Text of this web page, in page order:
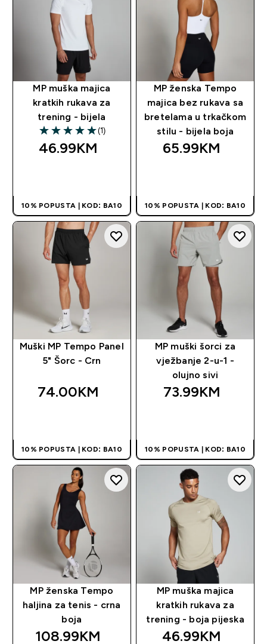
MP muška majica
kratkih rukava za
trening - bijela
5 out of 5 stars
(1)
46.99KM‎
10% POPUSTA | KOD: BA10
MP ženska Tempo
majica bez rukava sa
bretelama u trkačkom
stilu - bijela boja
65.99KM‎
10% POPUSTA | KOD: BA10
Muški MP Tempo Panel
5" Šorc - Crn
74.00KM‎
10% POPUSTA | KOD: BA10
MP muški šorci za
vježbanje 2-u-1 -
olujno sivi
73.99KM‎
10% POPUSTA | KOD: BA10
MP ženska Tempo
haljina za tenis - crna
boja
108.99KM‎
MP muška majica
kratkih rukava za
trening - boja pijeska
46.99KM‎